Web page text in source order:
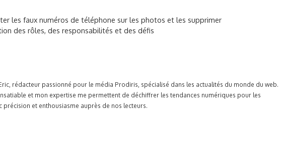
les faux numéros de téléphone sur les photos et les supprimer
des rôles, des responsabilités et des défis
rédacteur passionné pour le média Prodiris, spécialisé dans les actualités du monde du web.
et mon expertise me permettent de déchiffrer les tendances numériques pour les
précision et enthousiasme auprès de nos lecteurs.